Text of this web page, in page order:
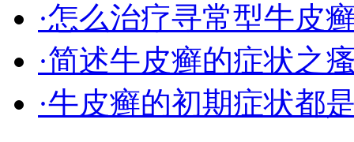
·怎么治疗寻常型牛皮
·简述牛皮癣的症状之
·牛皮癣的初期症状都